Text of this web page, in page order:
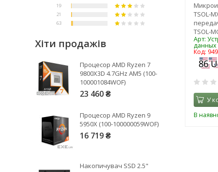
TSOL-
TSOL-
Арт:
данных
Код:
У
В
Рейтинг EXE.ua:4.6
974
90
19
63
Хіти продажів
Процесор AMD Ryzen 7
9800X3D 4.7GHz AM5 (100-
100001084WOF)
23 460 ₴
Процесор AMD Ryzen 9
5950X (100-100000059WOF)
16 719 ₴
Накопичувач SSD 2.5"